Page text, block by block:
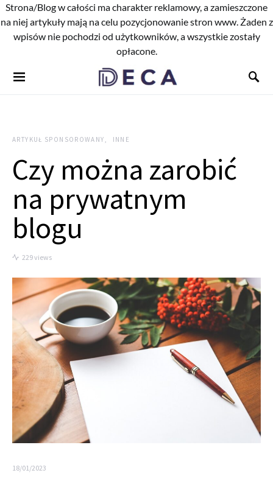
Strona/Blog w całości ma charakter reklamowy, a zamieszczone
na niej artykuły mają na celu pozycjonowanie stron www. Żaden z
wpisów nie pochodzi od użytkowników, a wszystkie zostały
opłacone.
ARTYKUŁ SPONSOROWANY INNE
Czy można zarobić
na prywatnym
blogu
229 views
18/01/2023